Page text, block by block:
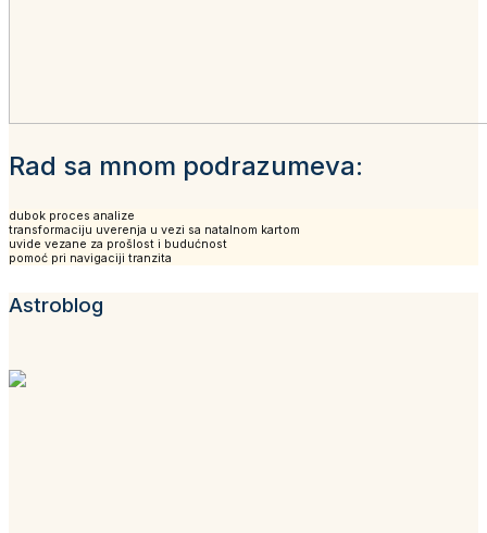
Rad sa mnom podrazumeva:
dubok proces analize
transformaciju uverenja u vezi sa natalnom kartom
uvide vezane za prošlost i budućnost
pomoć pri navigaciji tranzita
Astroblog